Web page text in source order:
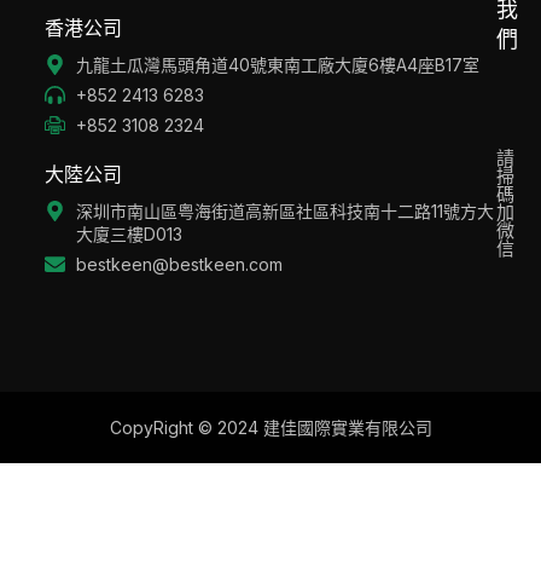
香港公司
九龍土瓜灣馬頭角道40號東南工廠大廈6樓A4座B17室
+852 2413 6283
+852 3108 2324
大陸公司
深圳市南山區粤海街道高新區社區科技南十二路11號方大
大廈三樓D013
bestkeen@bestkeen.com
我
們
請
掃
碼
加
微
信
CopyRight © 2024 建佳國際實業有限公司